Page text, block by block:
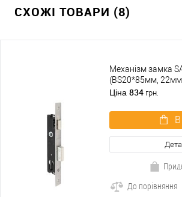
СХОЖІ ТОВАРИ (8)
Механізм замка
(BS20*85мм,
Ціна 834 грн.
До порівняння